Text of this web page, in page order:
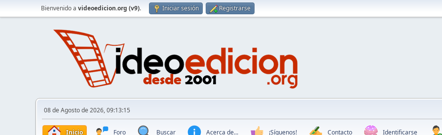
Bienvenido a videoedicion.org (v9). Iniciar sesión Registrarse
08 de Agosto de 2026, 09:13:15
Inicio Foro Buscar Acerca de... ¡Síguenos! Contacto Identificarse